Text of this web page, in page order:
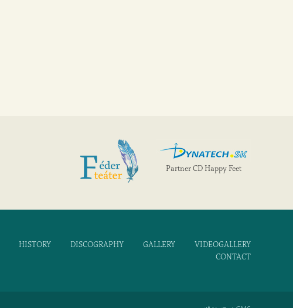
Partner CD Happy Feet
HISTORY DISCOGRAPHY GALLERY
VIDEOGALLERY
CONTACT